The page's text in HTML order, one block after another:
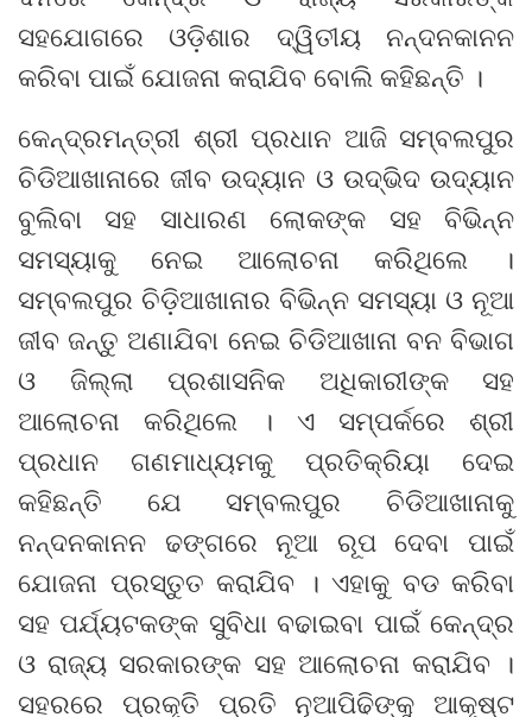
ସହଯୋଗରେ ଓଡ଼ିଶାର ଦ୍ୱିତୀୟ ନନ୍ଦନକାନନ
କରିବା ପାଇଁ ଯୋଜନା କରାଯିବ ବୋଲି କହିଛନ୍ତି ।
କେନ୍ଦ୍ରମନ୍ତ୍ରୀ ଶ୍ରୀ ପ୍ରଧାନ ଆଜି ସମ୍ବଲପୁର
ଚିଡିଆଖାନାରେ ଜୀବ ଉଦ୍ୟାନ ଓ ଉଦ୍ଭିଦ ଉଦ୍ୟାନ
ବୁଲିବା ସହ ସାଧାରଣ ଲୋକଙ୍କ ସହ ବିଭିନ୍ନ
ସମସ୍ୟାକୁ ନେଇ ଆଲୋଚନା କରିଥିଲେ ।
ସମ୍ବଲପୁର ଚିଡ଼ିଆଖାନାର ବିଭିନ୍ନ ସମସ୍ୟା ଓ ନୂଆ
ଜୀବ ଜନ୍ତୁ ଅଣାଯିବା ନେଇ ଚିଡିଆଖାନା ବନ ବିଭାଗ
ଓ ଜିଲ୍ଲା ପ୍ରଶାସନିକ ଅଧିକାରୀଙ୍କ ସହ
ଆଲୋଚନା କରିଥିଲେ । ଏ ସମ୍ପର୍କରେ ଶ୍ରୀ
ପ୍ରଧାନ ଗଣମାଧ୍ୟମକୁ ପ୍ରତିକ୍ରିୟା ଦେଇ
କହିଛନ୍ତି ଯେ ସମ୍ବଲପୁର ଚିଡିଆଖାନାକୁ
ନନ୍ଦନକାନନ ଢଙ୍ଗରେ ନୂଆ ରୂପ ଦେବା ପାଇଁ
ଯୋଜନା ପ୍ରସ୍ତୁତ କରାଯିବ । ଏହାକୁ ବଡ କରିବା
ସହ ପର୍ଯ୍ୟଟକଙ୍କ ସୁବିଧା ବଢାଇବା ପାଇଁ କେନ୍ଦ୍ର
ଓ ରାଜ୍ୟ ସରକାରଙ୍କ ସହ ଆଲୋଚନା କରାଯିବ ।
ସହରରେ ପ୍ରକୃତି ପ୍ରତି ନୂଆପିଢିଙ୍କୁ ଆକୃଷ୍ଟ